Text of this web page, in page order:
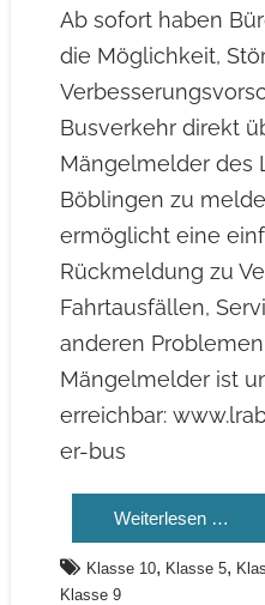
Ab sofort haben
die Möglichkeit,
Busverkehr direkt
Mängelmelder des
Böblingen zu
ermöglicht eine
Rückmeldung zu
Fahrtausfällen,
anderen
Mängelmelder ist
erreichbar:
er-bus
Weiterlesen …
Klasse 10, Klasse 5,
Klasse 9